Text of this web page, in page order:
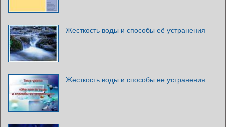
Жесткость воды и способы её устранения
Жесткость воды и способы ее устранения